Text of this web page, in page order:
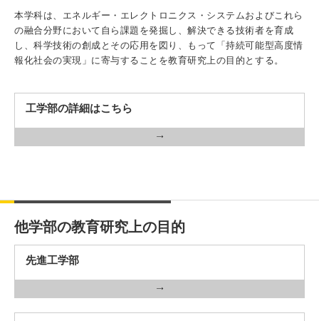
2. 工学院大学ヒストリー
3. #KUTE VOICE エンジニアリーダーたちの声
5. 遠隔授業リンク集
6. 寄付・ご支援
本学科は、エネルギー・エレクトロニクス・システムおよびこれら
の融合分野において自ら課題を発掘し、解決できる技術者を育成
し、科学技術の創成とその応用を図り、もって「持続可能型高度情
報化社会の実現」に寄与することを教育研究上の目的とする。
工学部の詳細はこちら
他学部の教育研究上の目的
先進工学部